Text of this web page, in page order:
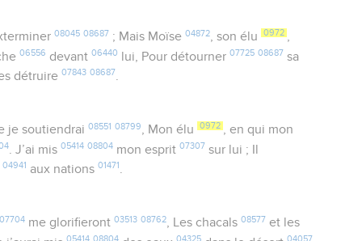
08045 08687 ; Mais Moïse 04872, son élu 0972 ,
06556 devant06440 lui, Pour détourner07725 08687 sa
détruire07843 08687.
je soutiendrai 08551 08799, Mon élu 0972 , en qui mon
. J’ai mis05414 08804 mon esprit07307 sur lui ; Il
04941 aux nations01471 .
07704me glorifieront 03513 08762, Les chacals 08577 et les
05414 08804 04325 04057